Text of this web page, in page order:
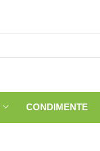
CONDIMENTE